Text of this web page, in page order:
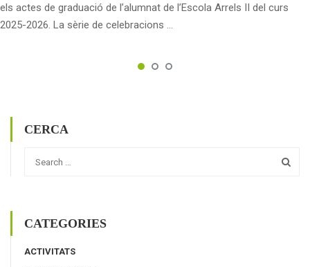
els actes de graduació de l’alumnat de l’Escola Arrels II del curs
2025-2026. La sèrie de celebracions …
CERCA
CATEGORIES
ACTIVITATS